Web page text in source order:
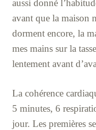
aussi donné
avant que la maison
dorment encore, la
mes mains sur la
lentement avant
La cohérence
5 minutes, 6
jour. Les premières